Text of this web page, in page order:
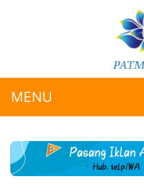
MENU